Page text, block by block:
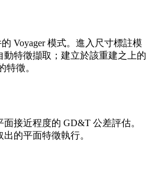
Voyager 模式。進入尺寸標註模
特徵擷取；建立於該重建之上的
特徵。
接近程度的 GD&T 公差評估。
的平面特徵執行。